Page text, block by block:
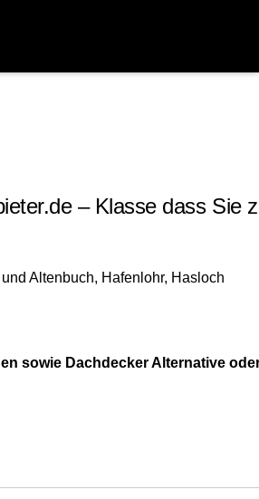
– Klasse dass Sie
sowie Dachdecker Alternative